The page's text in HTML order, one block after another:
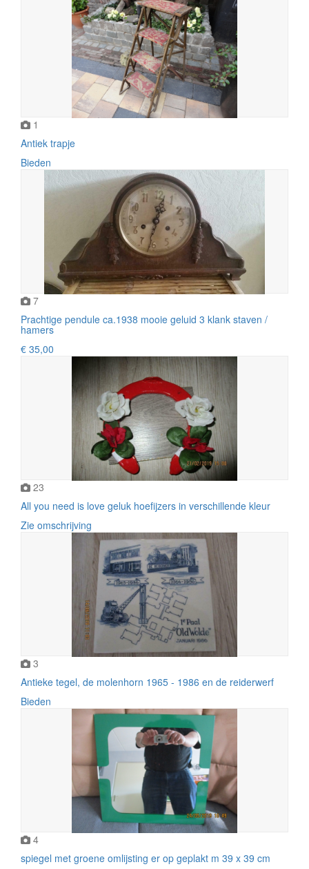
1
Antiek trapje
Bieden
7
Prachtige pendule ca.1938 mooie geluid 3 klank staven /
hamers
€ 35,00
23
All you need is love geluk hoefijzers in verschillende kleur
Zie omschrijving
3
Antieke tegel, de molenhorn 1965 - 1986 en de reiderwerf
Bieden
4
spiegel met groene omlijsting er op geplakt m 39 x 39 cm